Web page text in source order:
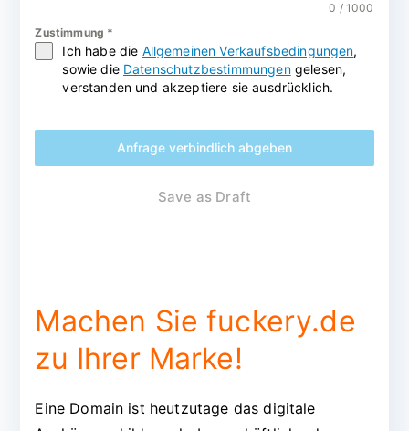
0 / 1000
Zustimmung *
Ich habe die Allgemeinen Verkaufsbedingungen,
sowie die Datenschutzbestimmungengelesen,
verstanden und akzeptiere sie ausdrücklich.
Anfrage verbindlich abgeben
Save as Draft
Machen Sie fuckery.de
zu Ihrer Marke!
Eine Domain ist heutzutage das digitale